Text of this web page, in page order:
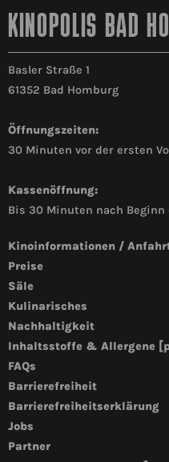
KINOPOLIS BAD
Basler Straße 1
61352 Bad Homburg
Öffnungszeiten:
30 Minuten vor der ersten
Kassenöffnung:
Bis 30 Minuten nach
Kinoinformationen /
Preise
Säle
Kulinarisches
Nachhaltigkeit
Inhaltsstoffe & Allergene
FAQs
Barrierefreiheit
Barrierefreiheitserklärung
Jobs
Partner